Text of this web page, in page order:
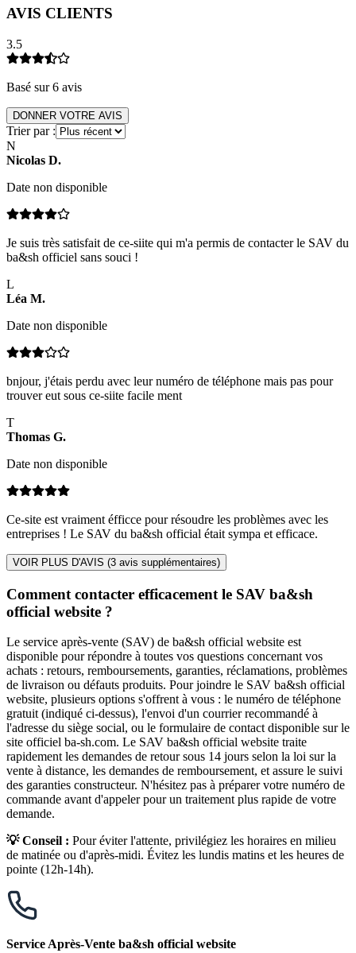
AVIS CLIENTS
3.5
Basé sur6 avis
DONNER VOTRE AVIS
Trier par :
N
Nicolas D.
Date non disponible
Je suis très satisfait de ce-siite qui m'a permis de contacter le SAV du
ba&sh officiel sans souci !
L
Léa M.
Date non disponible
bnjour, j'étais perdu avec leur numéro de téléphone mais pas pour
trouver eut sous ce-siite facile ment
T
Thomas G.
Date non disponible
Ce-site est vraiment éfficce pour résoudre les problèmes avec les
entreprises ! Le SAV du ba&sh official était sympa et efficace.
VOIR PLUS D'AVIS (3 avis supplémentaires)
Comment contacter efficacement le SAV ba&sh
official website ?
Le service après-vente (SAV) de ba&sh official website est
disponible pour répondre à toutes vos questions concernant vos
achats : retours, remboursements, garanties, réclamations, problèmes
de livraison ou défauts produits. Pour joindre le SAV ba&sh official
website, plusieurs options s'offrent à vous : le numéro de téléphone
gratuit (indiqué ci-dessus), l'envoi d'un courrier recommandé à
l'adresse du siège social, ou le formulaire de contact disponible sur le
site officiel ba-sh.com. Le SAV ba&sh official website traite
rapidement les demandes de retour sous 14 jours selon la loi sur la
vente à distance, les demandes de remboursement, et assure le suivi
des garanties constructeur. N'hésitez pas à préparer votre numéro de
commande avant d'appeler pour un traitement plus rapide de votre
demande.
💡 Conseil : Pour éviter l'attente, privilégiez les horaires en milieu
de matinée ou d'après-midi. Évitez les lundis matins et les heures de
pointe (12h-14h).
Service Après-Vente ba&sh official website